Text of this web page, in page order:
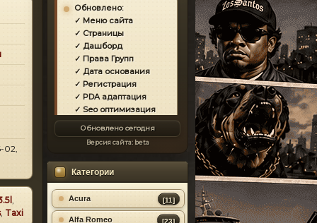
02,
,
, Taxi
Обновлено:
✓ Меню сайта
✓ Страницы
✓ Дашборд
✓ Права Групп
✓ Дата основания
✓ Регистрация
✓ PDA адаптация
✓ Seo оптимизация
✓ Загрузка страниц
✓ Моды
✓ Главная
✓ Репутация
✓ Золотой коммент
✓ Футер
✓ Форум
Обновлено сегодня
Версия сайта: beta
Категории
Acura [11]
Alfa Romeo [23]